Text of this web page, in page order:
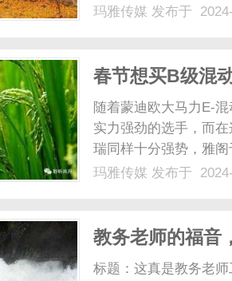
7022影院以其丰富的
玛雅传媒 发布于
春节想买B级混
谁不会错？
随着蒙迪欧大马力E-
实力强劲的选手，而
瑞同样十分强势，雅
擎也于今年初开启预
玛雅传媒 发布于
教务老师的福音
标题：这真是教务老